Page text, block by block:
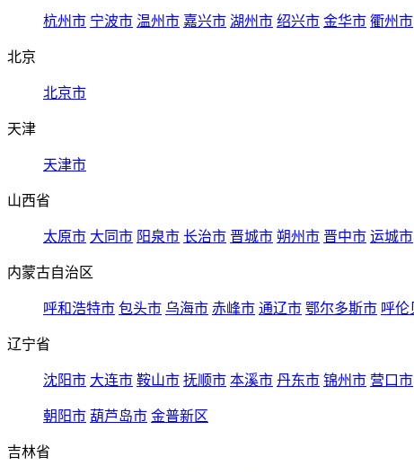
杭州市 宁波市 温州市 嘉兴市 湖州市 绍兴市 金华市 衢州市
北京
北京市
天津
天津市
山西省
太原市 大同市 阳泉市 长治市 晋城市 朔州市 晋中市 运城市
内蒙古自治区
呼和浩特市 包头市 乌海市 赤峰市 通辽市 鄂尔多斯市 呼伦
辽宁省
沈阳市 大连市 鞍山市 抚顺市 本溪市 丹东市 锦州市 营口市
朝阳市 葫芦岛市 金普新区
吉林省